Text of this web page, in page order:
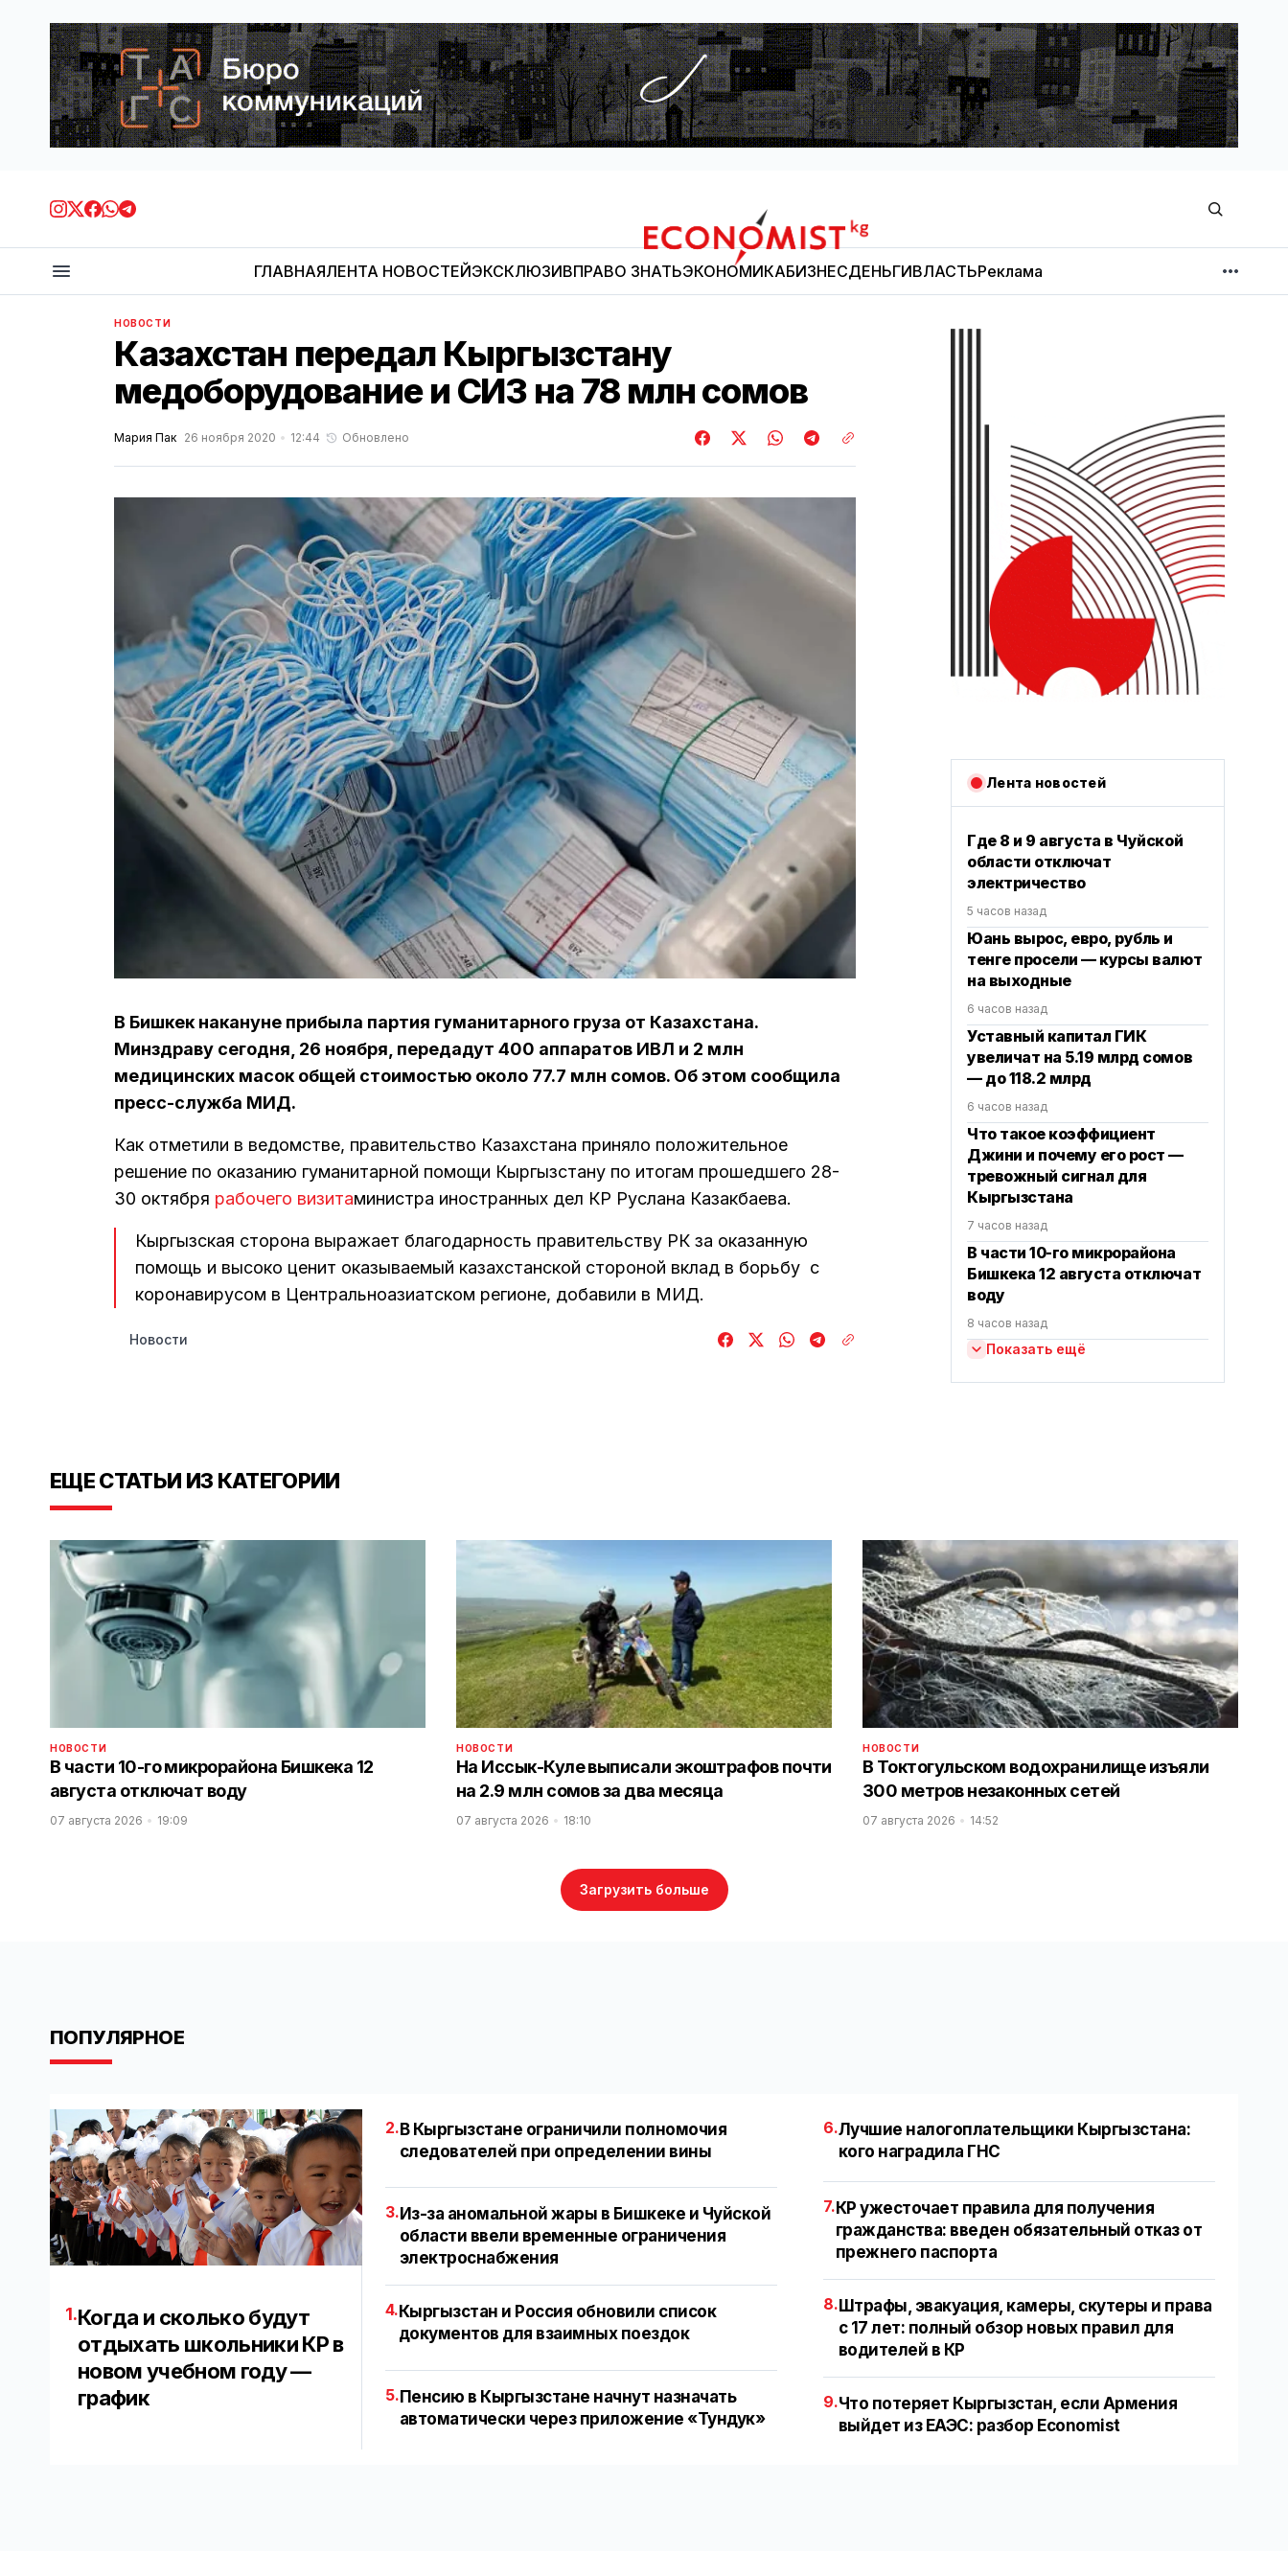
Economist.kg
ГЛАВНАЯЛЕНТА НОВОСТЕЙЭКСКЛЮЗИВПРАВО ЗНАТЬЭКОНОМИКАБИЗНЕСДЕНЬГИВЛАСТЬРеклама
МНЕНИЕ
НОВОСТИ
Казахстан передал Кыргызстану
медоборудование и СИЗ на 78 млн сомов
Мария Пак 26 ноября 2020 12:44 Обновлено
В Бишкек накануне прибыла партия гуманитарного груза от Казахстана.
Минздраву сегодня, 26 ноября, передадут 400 аппаратов ИВЛ и 2 млн
медицинских масок общей стоимостью около 77.7 млн сомов. Об этом сообщила
пресс-служба МИД.
Как отметили в ведомстве, правительство Казахстана приняло положительное
решение по оказанию гуманитарной помощи Кыргызстану по итогам прошедшего 28-
30 октября рабочего визитаминистра иностранных дел КР Руслана Казакбаева.
Кыргызская сторона выражает благодарность правительству РК за оказанную
помощь и высоко ценит оказываемый казахстанской стороной вклад в борьбу с
коронавирусом в Центральноазиатском регионе, добавили в МИД.
Новости
Лента новостей
Где 8 и 9 августа в Чуйской
области отключат
электричество
5 часов назад
Юань вырос, евро, рубль и
тенге просели — курсы валют
на выходные
6 часов назад
Уставный капитал ГИК
увеличат на 5.19 млрд сомов
— до 118.2 млрд
6 часов назад
Что такое коэффициент
Джини и почему его рост —
тревожный сигнал для
Кыргызстана
7 часов назад
В части 10-го микрорайона
Бишкека 12 августа отключат
воду
8 часов назад
Показать ещё
ЕЩЕ СТАТЬИ ИЗ КАТЕГОРИИ
НОВОСТИ
В части 10-го микрорайона Бишкека 12
августа отключат воду
07 августа 2026 19:09
НОВОСТИ
На Иссык-Куле выписали экоштрафов почти
на 2.9 млн сомов за два месяца
07 августа 2026 18:10
НОВОСТИ
В Токтогульском водохранилище изъяли
300 метров незаконных сетей
07 августа 2026 14:52
Загрузить больше
ПОПУЛЯРНОЕ
1.Когда и сколько будут
отдыхать школьники КР в
новом учебном году —
график
2.В Кыргызстане ограничили полномочия
следователей при определении вины
3. Из-за аномальной жары в Бишкеке и Чуйской
области ввели временные ограничения
электроснабжения
4. Кыргызстан и Россия обновили список
документов для взаимных поездок
5.Пенсию в Кыргызстане начнут назначать
автоматически через приложение «Тундук»
6.Лучшие налогоплательщики Кыргызстана:
кого наградила ГНС
7.КР ужесточает правила для получения
гражданства: введен обязательный отказ от
прежнего паспорта
8.Штрафы, эвакуация, камеры, скутеры и права
с 17 лет: полный обзор новых правил для
водителей в КР
9.Что потеряет Кыргызстан, если Армения
выйдет из ЕАЭС: разбор Economist